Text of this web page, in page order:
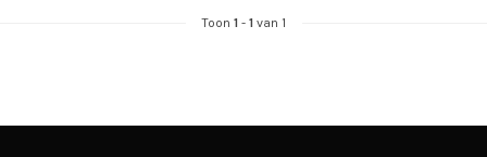
Toon 1- 1van 1